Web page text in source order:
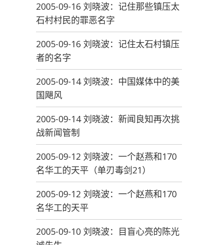
2005-09-16 刘晓波：记住那些镇压太
石村村民的罪恶名字
2005-09-16 刘晓波：记住太石村镇压
者的名字
2005-09-14 刘晓波：中国媒体中的美
国飓风
2005-09-14 刘晓波：新闻良知再次挑
战新闻管制
2005-09-12 刘晓波：一个赵燕和170
名华工的天平（单刃毒剑21）
2005-09-12 刘晓波：一个赵燕和170
名华工的天平
2005-09-10 刘晓波：目盲心亮的陈光